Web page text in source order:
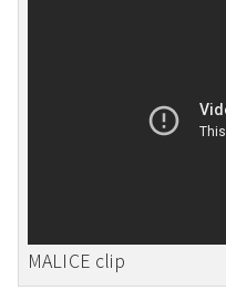
MALICE clip